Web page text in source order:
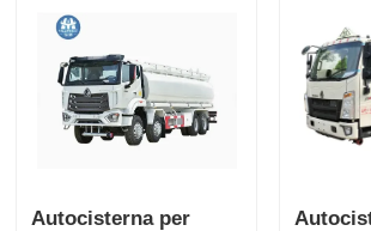
Autocisterna per